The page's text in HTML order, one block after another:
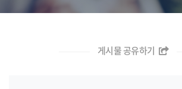
게시물 공유하기